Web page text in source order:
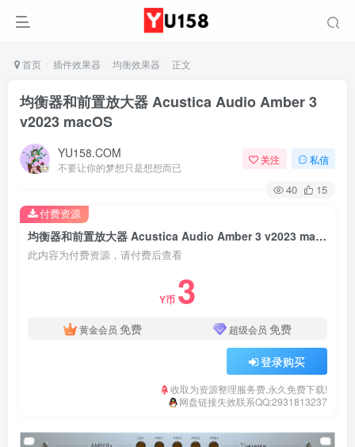
首页 插件效果器 均衡效果器 正文
均衡器和前置放大器 Acustica Audio Amber 3
v2023 macOS
YU158.COM
不要让你的梦想只是想想而已
关注 私信
40 15
均衡器和前置放大器 Acustica Audio Amber 3 v2023 macOS
此内容为付费资源，请付费后查看
Y币 3
黄金会员 免费 超级会员 免费
登录购买
收取为资源整理服务费,永久免费下载!
网盘链接失效联系QQ:2931813237
付费资源